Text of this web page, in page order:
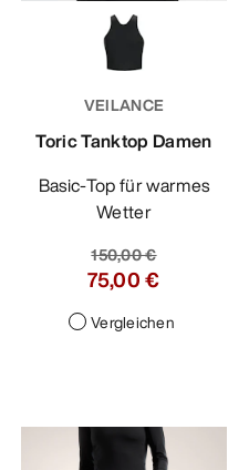
VEILANCE
Toric Tanktop Damen
Basic-Top für warmes
Wetter
150,00 €
75,00 €
Vergleichen